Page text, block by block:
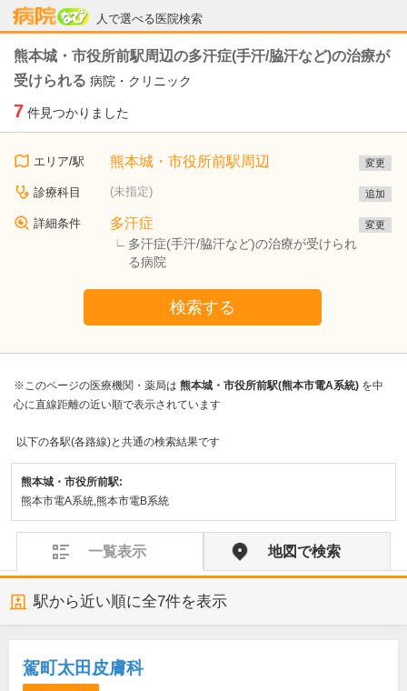
人で選べる医院検索
病院なび
熊本城・市役所前駅周辺の多汗症(手汗/脇汗など)の治療が
受けられる 病院・クリニック
7 件見つかりました
エリア/駅 熊本城・市役所前駅周辺 変更
診療科目 (未指定) 追加
詳細条件 多汗症
多汗症(手汗/脇汗など)の治療が受けられ
る病院
変更
検索する
※このページの医療機関・薬局は 熊本城・市役所前駅(熊本市電A系統) を中
心に直線距離の近い順で表示されています
以下の各駅(各路線)と共通の検索結果です
熊本城・市役所前駅:
熊本市電A系統,熊本市電B系統
一覧表示 地図で検索
駅から近い順に全7件を表示
駕町太田皮膚科